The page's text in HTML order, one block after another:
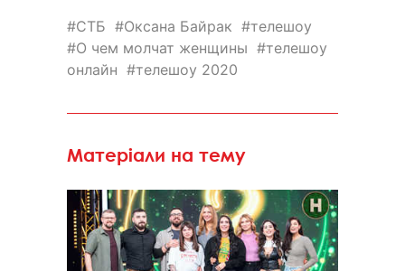
СТБ Оксана Байрак
телешоу
О чем молчат женщины
телешоу
онлайн
телешоу 2020
Матеріали на тему